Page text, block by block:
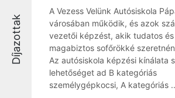
Díjazottak
A Vezess Velünk Autósiskola
városában működik, és azok
vezetői képzést, akik tudatos és
magabiztos sofőrökké
Az autósiskola képzési kínálata
lehetőséget ad B kategóriás
személygépkocsi, A kategóriás